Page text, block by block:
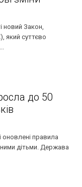
новий Закон,
який суттєво
до 50
оновлені правила
дітьми. Держава